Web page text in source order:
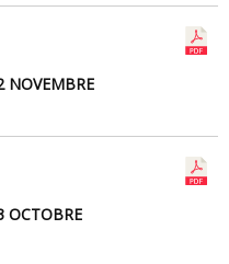
NOVEMBRE
OCTOBRE